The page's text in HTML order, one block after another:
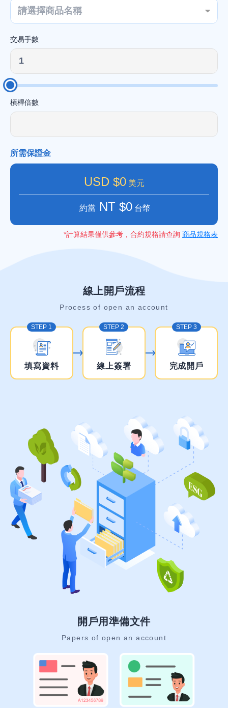
請選擇商品名稱
交易手數
槓桿倍數
所需保證金
USD $0 美元
約當 NT $0 台幣
*計算結果僅供參考，合約規格請查詢 商品規格表
線上開戶流程
Process of open an account
STEP 1
填寫資料
STEP 2
線上簽署
STEP 3
完成開戶
開戶用準備文件
Papers of open an account
一
五